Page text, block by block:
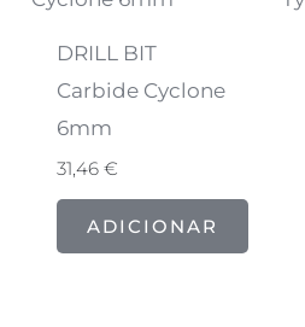
DRILL BIT
Carbide Cyclone
6mm
31,46 €
ADICIONAR